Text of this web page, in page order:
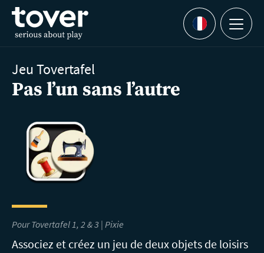
Aller au contenu principal
Languages
Menu
Jeu Tovertafel
Pas l’un sans l’autre
Pour Tovertafel 1, 2 & 3 | Pixie
Associez et créez un jeu de deux objets de loisirs